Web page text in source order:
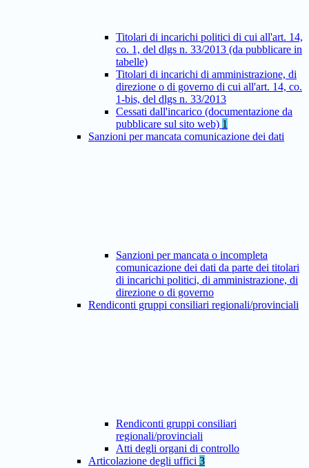
Titolari di incarichi politici di cui all'art. 14,
co. 1, del dlgs n. 33/2013 (da pubblicare in
tabelle)
Titolari di incarichi di amministrazione, di
direzione o di governo di cui all'art. 14, co.
1-bis, del dlgs n. 33/2013
Cessati dall'incarico (documentazione da
pubblicare sul sito web) 1
Sanzioni per mancata comunicazione dei dati
Sanzioni per mancata o incompleta
comunicazione dei dati da parte dei titolari
di incarichi politici, di amministrazione, di
direzione o di governo
Rendiconti gruppi consiliari regionali/provinciali
Rendiconti gruppi consiliari
regionali/provinciali
Atti degli organi di controllo
Articolazione degli uffici 3